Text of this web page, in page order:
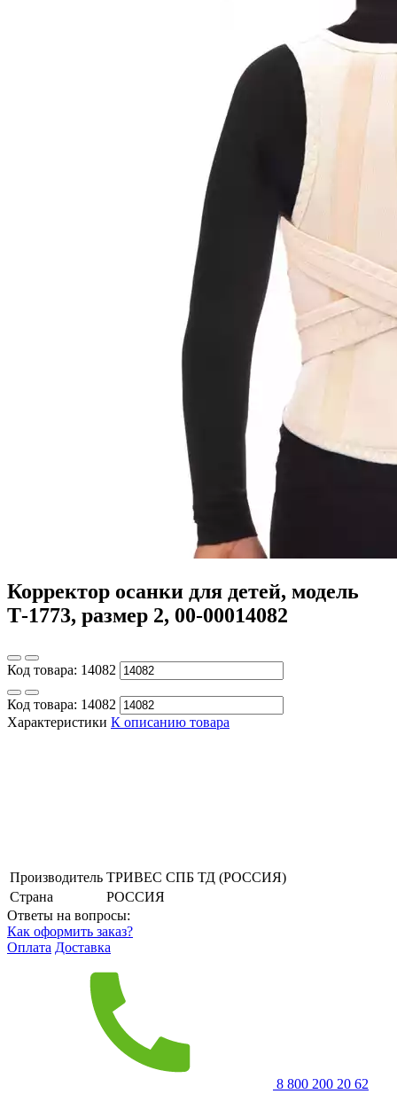
Корректор осанки для детей, модель
Т-1773, размер 2, 00-00014082
Код товара: 14082
Код товара: 14082
Характеристики К описанию товара
Производитель ТРИВЕС СПБ ТД (РОССИЯ)
Страна
РОССИЯ
Ответы на вопросы:
Как оформить заказ?
Оплата Доставка
8 800 200 20 62